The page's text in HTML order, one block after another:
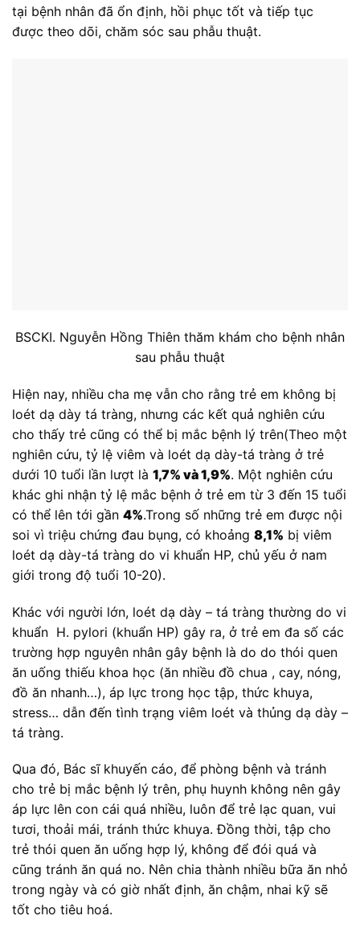
tại bệnh nhân đã ổn định, hồi phục tốt và tiếp tục
được theo dõi, chăm sóc sau phẫu thuật.
BSCKI. Nguyễn Hồng Thiên thăm khám cho bệnh nhân
sau phẫu thuật
Hiện nay, nhiều cha mẹ vẫn cho rằng trẻ em không bị
loét dạ dày tá tràng, nhưng các kết quả nghiên cứu
cho thấy trẻ cũng có thể bị mắc bệnh lý trên(Theo một
nghiên cứu, tỷ lệ viêm và loét dạ dày-tá tràng ở trẻ
dưới 10 tuổi lần lượt là 1,7% và 1,9%. Một nghiên cứu
khác ghi nhận tỷ lệ mắc bệnh ở trẻ em từ 3 đến 15 tuổi
có thể lên tới gần 4%.Trong số những trẻ em được nội
soi vì triệu chứng đau bụng, có khoảng 8,1% bị viêm
loét dạ dày-tá tràng do vi khuẩn HP, chủ yếu ở nam
giới trong độ tuổi 10-20).
Khác với người lớn, loét dạ dày – tá tràng thường do vi
khuẩn H. pylori (khuẩn HP) gây ra, ở trẻ em đa số các
trường hợp nguyên nhân gây bệnh là do do thói quen
ăn uống thiếu khoa học (ăn nhiều đồ chua , cay, nóng,
đồ ăn nhanh…), áp lực trong học tập, thức khuya,
stress… dẫn đến tình trạng viêm loét và thủng dạ dày –
tá tràng.
Qua đó, Bác sĩ khuyến cáo, để phòng bệnh và tránh
cho trẻ bị mắc bệnh lý trên, phụ huynh không nên gây
áp lực lên con cái quá nhiều, luôn để trẻ lạc quan, vui
tươi, thoải mái, tránh thức khuya. Đồng thời, tập cho
trẻ thói quen ăn uống hợp lý, không để đói quá và
cũng tránh ăn quá no. Nên chia thành nhiều bữa ăn nhỏ
trong ngày và có giờ nhất định, ăn chậm, nhai kỹ sẽ
tốt cho tiêu hoá.